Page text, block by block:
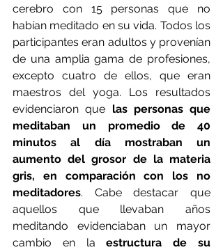
cerebro con 15 personas que no
habían meditado en su vida. Todos los
participantes eran adultos y provenían
de una amplia gama de profesiones,
excepto cuatro de ellos, que eran
maestros del yoga. Los resultados
evidenciaron que las personas que
meditaban un promedio de 40
minutos al día mostraban un
aumento del grosor de la materia
gris, en comparación con los no
meditadores. Cabe destacar que
aquellos que llevaban años
meditando evidenciaban un mayor
cambio en la estructura de su